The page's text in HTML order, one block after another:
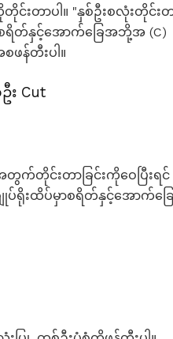
းတာပါ။ "နှစ်ဦးစလုံးတိုင်း
စရိတ်နှင့်အောက်ခြေအဘို့အ (C)
န်တီးပါ။
Cut
တိုင်းတာခြင်းကိုဝေပြီးရ
ပ်ရိုးထိပ်မှာစရိတ်နှင့်အောက်ခ